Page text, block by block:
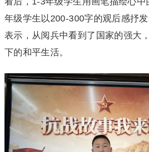
年级学生以200-300字的观后感抒
表示，从阅兵中看到了国家的强大
下的和平生活。